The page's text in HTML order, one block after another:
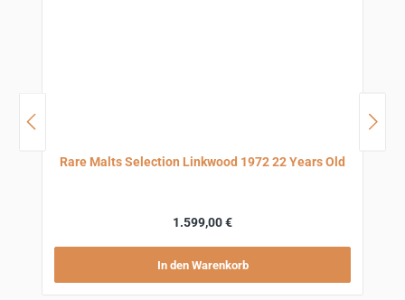
Rare Malts Selection Linkwood 1972 22 Years Old
Regulärer Preis:
1.599,00 €
In den Warenkorb